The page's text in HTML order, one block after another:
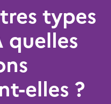
types
quelles
elles ?